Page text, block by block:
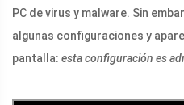
PC de virus y malware. Sin
algunas configuraciones y
pantalla: esta configuración es